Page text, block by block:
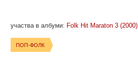
участва в албуми: Folk Hit Maraton 3 (2000)
ПОП-ФОЛК